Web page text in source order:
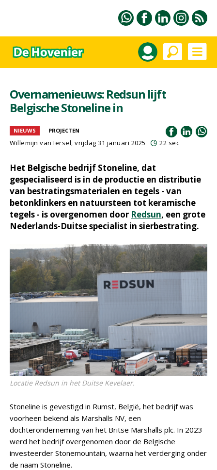
Overnamenieuws: Redsun lijft
Belgische Stoneline in
NIEUWS PROJECTEN
Willemijn van Iersel, vrijdag 31 januari 2025 22 sec
Het Belgische bedrijf Stoneline, dat
gespecialiseerd is in de productie en distributie
van bestratingsmaterialen en tegels - van
betonklinkers en natuursteen tot keramische
tegels - is overgenomen door Redsun, een grote
Nederlands-Duitse specialist in sierbestrating.
Locatie Redsun in het Duitse Kevelaer.
Stoneline is gevestigd in Rumst, België, het bedrijf was
voorheen bekend als Marshalls NV, een
dochteronderneming van het Britse Marshalls plc. In 2023
werd het bedrijf overgenomen door de Belgische
investeerder Stonemountain, waarna het verderging onder
de naam Stoneline.